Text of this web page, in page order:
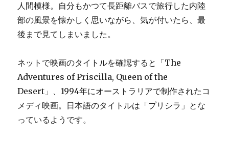
人間模様。自分もかつて長距離バスで旅行した内陸
部の風景を懐かしく思いながら、気が付いたら、最
後まで見てしまいました。
ネットで映画のタイトルを確認すると「The
Adventures of Priscilla, Queen of the
Desert」、1994年にオーストラリアで制作されたコ
メディ映画。日本語のタイトルは「プリシラ」とな
っているようです。